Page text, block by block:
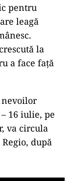
pentru
leagă
la
a face față
nevoilor
16 iulie, pe
va circula
după